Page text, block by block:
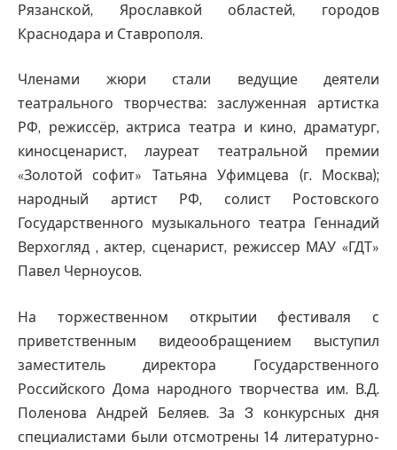
Рязанской, Ярославкой областей, городов
Краснодара и Ставрополя.
Членами жюри стали ведущие деятели
театрального творчества: заслуженная артистка
РФ, режиссёр, актриса театра и кино, драматург,
киносценарист, лауреат театральной премии
«Золотой софит» Татьяна Уфимцева (г. Москва);
народный артист РФ, солист Ростовского
Государственного музыкального театра Геннадий
Верхогляд , актер, сценарист, режиссер МАУ «ГДТ»
Павел Черноусов.
На торжественном открытии фестиваля с
приветственным видеообращением выступил
заместитель директора Государственного
Российского Дома народного творчества им. В.Д.
Поленова Андрей Беляев. За 3 конкурсных дня
специалистами были отсмотрены 14 литературно-